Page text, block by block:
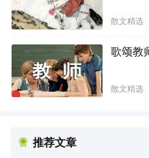
散文精选
歌颂教
散文精选
推荐文章